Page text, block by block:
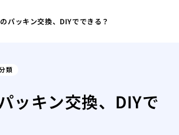
パッキン交換、DIYでできる？
解
台
類
ッキン交換、DIYで